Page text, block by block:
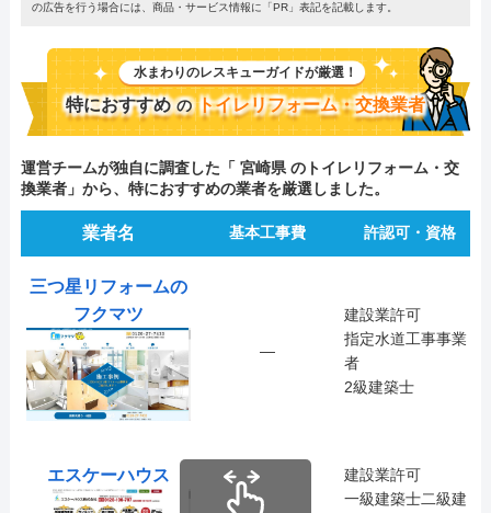
の広告を行う場合には、商品・サービス情報に「PR」表記を記載します。
水まわりのレスキューガイドが厳選！
特におすすめ の トイレリフォーム・交換業者
運営チームが独自に調査した「 宮崎県 のトイレリフォーム・交
換業者」から、特におすすめの業者を厳選しました。
業者名 基本工事費 許認可・資格
三つ星リフォームの
フクマツ
―
建設業許可
指定水道工事事業
者
2級建築士
エスケーハウス
建設業許可
一級建築士二級建